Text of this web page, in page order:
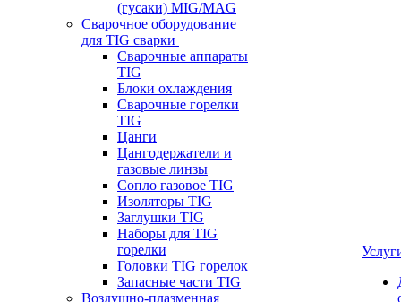
(гусаки) MIG/MAG
Сварочное оборудование
для TIG сварки
Сварочные аппараты
TIG
Блоки охлаждения
Сварочные горелки
TIG
Цанги
Цангодержатели и
газовые линзы
Сопло газовое TIG
Изоляторы TIG
Заглушки TIG
Наборы для TIG
горелки
Головки TIG горелок
Запасные части TIG
Воздушно-плазменная